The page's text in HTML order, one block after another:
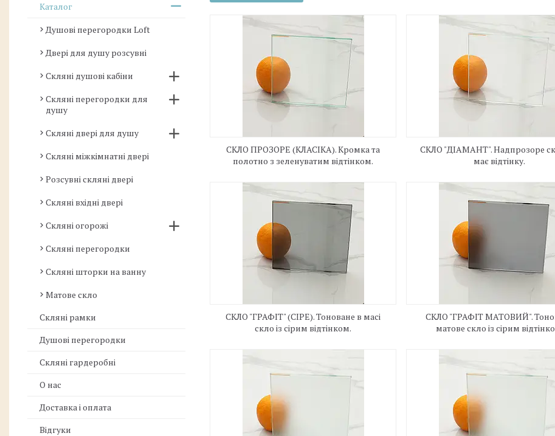
СКЛО ПРОЗОРЕ (КЛАСІКА). Кромка та
полотно з зеленуватим відтінком.
СКЛО "ДІАМАНТ". Надпрозоре
має відтінку.
СКЛО "ГРАФІТ" (СІРЕ). Тоноване в масі
скло із сірим відтінком.
СКЛО "ГРАФІТ МАТОВИЙ".
матове скло із сірим
Каталог
Душові перегородки Loft
Двері для душу розсувні
Скляні душові кабіни
Скляні перегородки для
душу
Скляні двері для душу
Скляні міжкімнатні двері
Розсувні скляні двері
Скляні вхідні двері
Скляні огорожі
Скляні перегородки
Скляні шторки на ванну
Матове скло
Скляні рамки
Душові перегородки
Скляні гардеробні
О нас
Доставка і оплата
Відгуки